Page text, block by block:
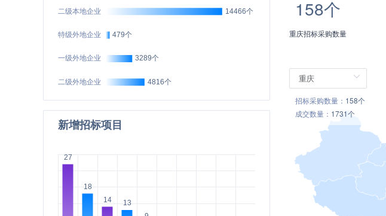
新增招标项目
158个
重庆招标采购数量
招标采购数量： 158个
成交数量： 1731个